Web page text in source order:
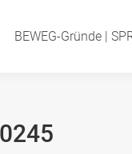
BEWEG-Gründe |
BEWEG-Gründe |